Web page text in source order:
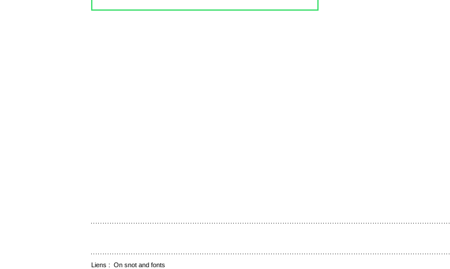
Liens : On snot and fonts